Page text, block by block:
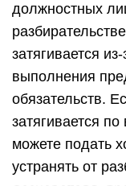
должностных
затягивается
выполнения
обязательств.
затягивается
можете подать
устранять от